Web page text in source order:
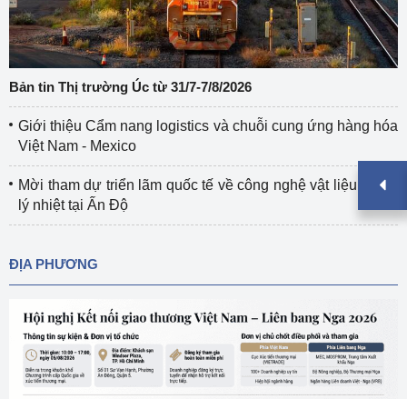
Bản tin Thị trường Úc từ 31/7-7/8/2026
Giới thiệu Cẩm nang logistics và chuỗi cung ứng hàng hóa
Việt Nam - Mexico
Mời tham dự triển lãm quốc tế về công nghệ vật liệu và xử
lý nhiệt tại Ấn Độ
ĐỊA PHƯƠNG